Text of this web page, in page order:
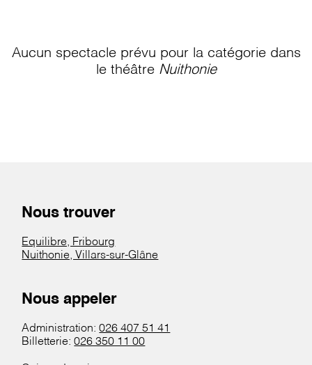
Aucun spectacle prévu pour la catégorie dans
le théâtre Nuithonie
Nous trouver
Equilibre, Fribourg
Nuithonie, Villars-sur-Glâne
Nous appeler
Administration:026 407 51 41
Billetterie:026 350 11 00